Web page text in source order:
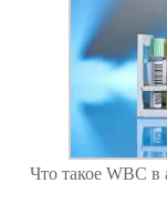
Что такое WBC в